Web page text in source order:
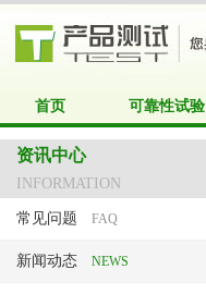
首页 可靠性试验
资讯中心
INFORMATION
常见问题 FAQ
新闻动态 NEWS